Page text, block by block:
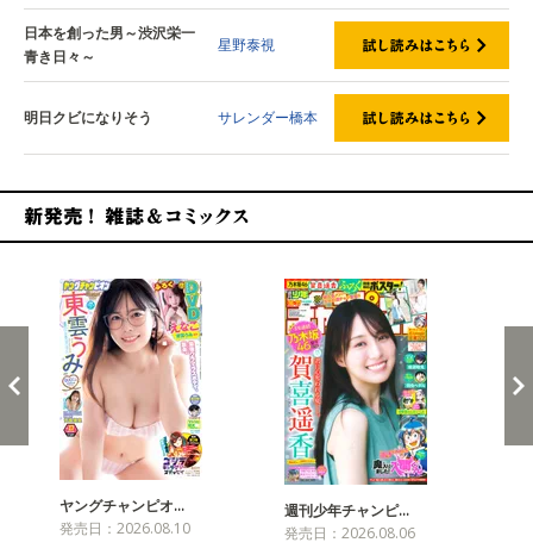
日本を創った男～渋沢栄一
青き日々～
星野泰視
明日クビになりそう サレンダー橋本
ヤングチャンピオ…
発売日：2026.08.10
週刊少年チャンピ…
発売日：2026.08.06